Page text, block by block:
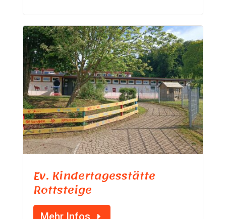
Ev. Kindertagesstätte
Rottsteige
Mehr Infos